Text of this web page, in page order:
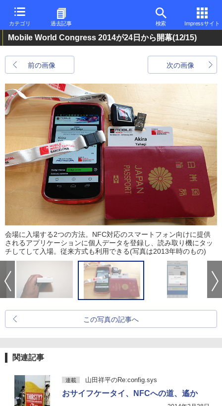
カテゴリ 過去記事 検索 Impressサイト
Mobile World Congress 2014が24日から開幕(12/15)
前の画像 次の画像
会場に入場する2つの方法。NFC対応のスマートフォン向けに提供
されるアプリケーションに個人データを登録し、読み取り機にタッ
チしてして入場。従来方式も利用できる(写真は2013年時のもの)
この写真の記事へ
関連記事
連載 山田祥平のRe:config.sys
おサイフケータイ、NFCへの道、遙か